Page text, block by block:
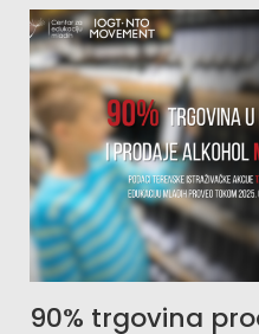
90% trgovina